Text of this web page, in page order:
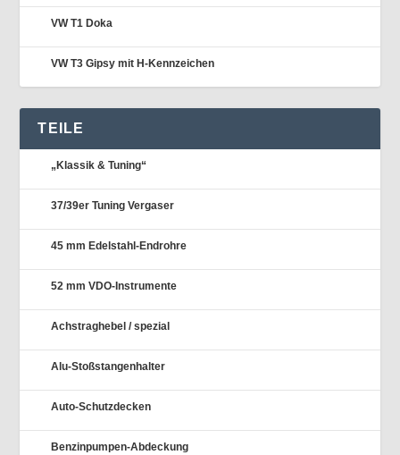
VW T1 Doka
VW T3 Gipsy mit H-Kennzeichen
TEILE
„Klassik & Tuning“
37/39er Tuning Vergaser
45 mm Edelstahl-Endrohre
52 mm VDO-Instrumente
Achstraghebel / spezial
Alu-Stoßstangenhalter
Auto-Schutzdecken
Benzinpumpen-Abdeckung